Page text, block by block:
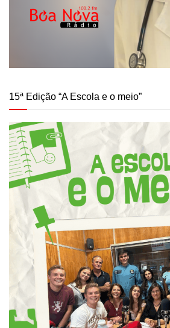
15ª Edição “A Escola e o meio”